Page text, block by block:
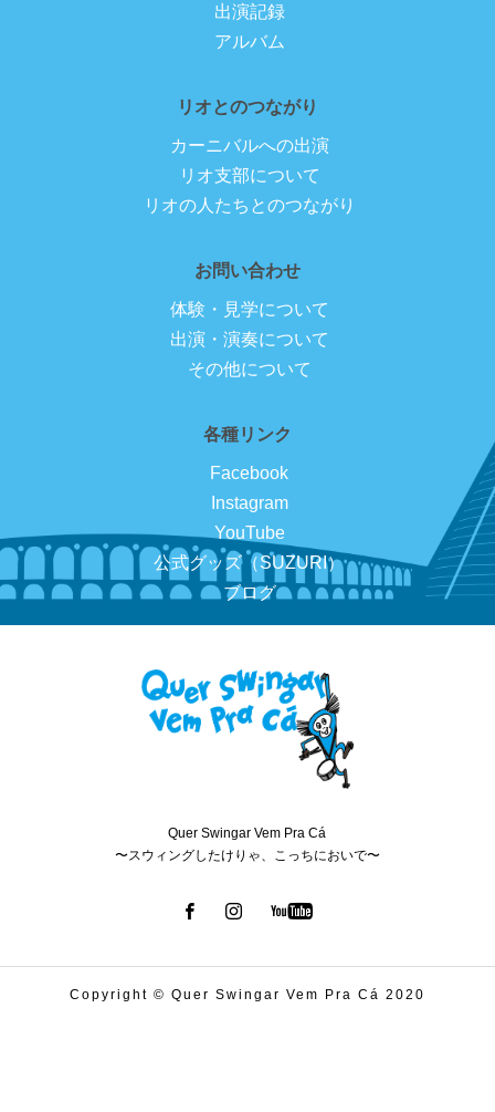
出演記録
アルバム
リオとのつながり
カーニバルへの出演
リオ支部について
リオの人たちとのつながり
お問い合わせ
体験・見学について
出演・演奏について
その他について
各種リンク
Facebook
Instagram
YouTube
公式グッズ（SUZURI）
ブログ
Quer Swingar Vem Pra Cá
〜スウィングしたけりゃ、こっちにおいで〜
Copyright © Quer Swingar Vem Pra Cá 2020